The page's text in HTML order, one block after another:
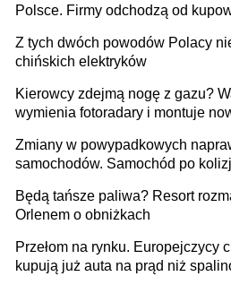
Polsce. Firmy odchodzą od
Z tych dwóch powodów Polacy
chińskich elektryków
Kierowcy zdejmą nogę z gazu?
wymienia fotoradary i montuje
Zmiany w powypadkowych
samochodów. Samochód po
technologią producenta
Będą tańsze paliwa? Resort
Orlenem o obniżkach
Przełom na rynku. Europejczycy
kupują już auta na prąd niż